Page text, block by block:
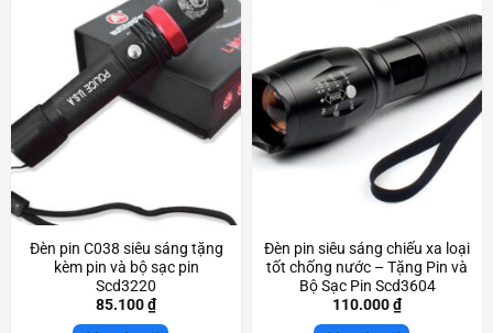
Đèn pin C038 siêu sáng tặng
kèm pin và bộ sạc pin
Scd3220
85.100₫
Đèn pin siêu sáng chiếu xa loại
tốt chống nước – Tặng Pin và
Bộ Sạc Pin Scd3604
110.000₫